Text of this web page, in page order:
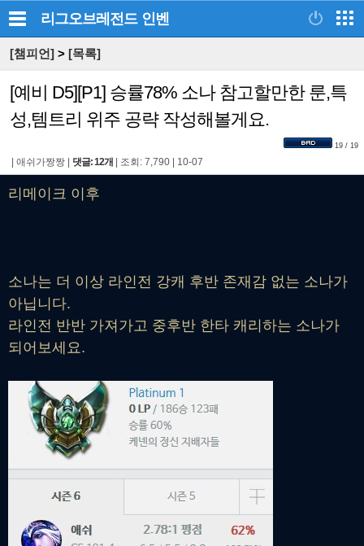
리그오브레전드 인벤
[챔피언] > [목록]
[예비 D5][P1] 승률78% 소나 참고할만한 룬,특
성,템트리 위주 공략 작성해볼게요.
19 / 19
애쉬가짱짱 댓글: 12개 조회: 7,790 10-07
리메이크 이후
소나는 더 이상 라인전 강캐 후반 존재감 없는 소나가
아닙니다.
라인전 반반 가져가고 중후반 한타 캐리하는 소나가
되어보세요.